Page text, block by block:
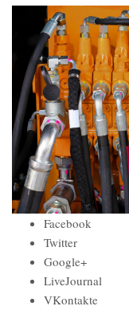
Facebook
Twitter
Google+
LiveJournal
VKontakte